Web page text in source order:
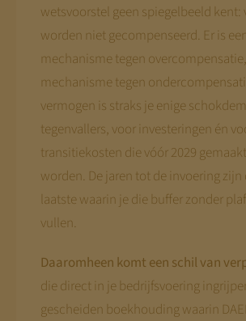
wetsvoorstel geen spiegelbeeld kent:
worden niet gecompenseerd. Er is
mechanisme tegen
mechanisme tegen
vermogen is straks je enige
tegenvallers, voor investeringen én
transitiekosten die vóór 2029
worden. De jaren tot de invoering zijn
laatste waarin je die buffer zonder
vullen.
Daaromheen komt een schil van
die direct in je bedrijfsvoering
gescheiden boekhouding waarin